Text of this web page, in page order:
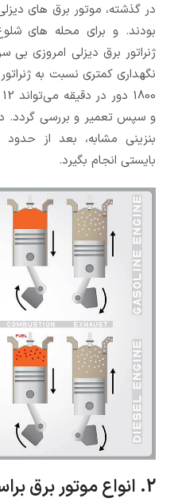
در گذشته، موتور برق های
بودند. و برای محله های
ژنراتور برق دیزلی امروزی بی
نگهداری کمتری نسبت به
و سپس تعمیر و بررسی گردد.
بایستی انجام بگیرد.
2. انواع موتور برق براساس سیستم راه انداز